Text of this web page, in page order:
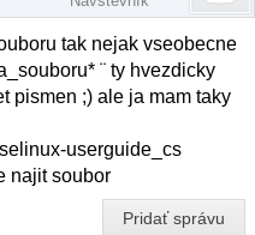
tak nejak vseobecne
¨ ty hvezdicky
pismen ;) ale ja mam taky
userguide_cs
najit soubor
Pridať správu